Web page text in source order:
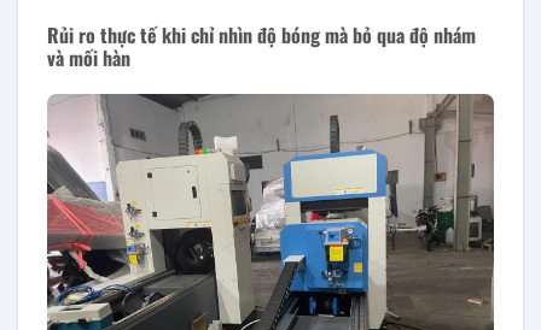
Rủi ro thực tế khi chỉ nhìn độ bóng mà bỏ qua độ nhám
và mối hàn